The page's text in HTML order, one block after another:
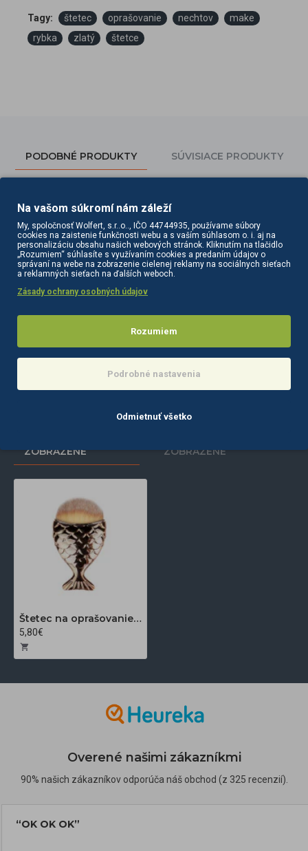
Tagy: štetec oprašovanie nechtov
make
rybka
zlatý štetce
PODOBNÉ PRODUKTY SÚVISIACE PRODUKTY
Drevené paličky na nechtovú kožičku Ocho Nails 11,5 cm 100 ks
3,10€ 4,10€
Do košíka
ZOBRAZENÉ
ZOBRAZENÉ
Štetec na oprašovanie nechtov a make up Rybka zlatý
5,80€
Overené našimi zákazníkmi
90% našich zákazníkov odporúča náš obchod (z 325 recenzií).
“OK OK OK”
Na vašom súkromí nám záleží
My, spoločnosť Wolfert, s.r..o.., IČO 44744935, používame súbory
cookies na zaistenie funkčnosti webu a s vaším súhlasom o. i. aj na
personalizáciu obsahu našich webových stránok. Kliknutím na tlačidlo
„Rozumiem“ súhlasíte s využívaním cookies a predaním údajov o
správaní na webe na zobrazenie cielenej reklamy na sociálnych sieťach
a reklamných sieťach na ďalších weboch.
Zásady ochrany osobných údajov
Rozumiem
Podrobné nastavenia
Odmietnuť všetko